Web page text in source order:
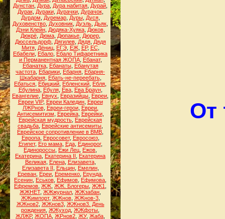
Дунстан Дура Дура набитая Дурай
Дурак, Дураки, Дурачки, Дурачок,
Дурдом
Дуремар, Дуры, Дуся,
Духовенство Духовник Дуэль Дьяк
Дэни Клейн, Дюдяка-Хуяка, Дюков,
Дюкрё, Дюма, Дюпакье, Дюрер,
Дюссельдорф, Дягилев, Дядя, Дядя
Митя, Дёниц, ЕГЭ, ЕЖ, ЕР, ЕС,
Ебабели Ебало Ебало Тифаретника
и Перманентная ЖОПА, Ебанат,
Ебанатка, Ебанаты, Ебанутая
частота Ебарики Ебарня Ебарня-
Шкабарня, Ебать-не-переебать,
Ебаться Ебицкий Ебленский Ебля
Ебулина, Ебуля, Ева, Ева Браун,
Евангелие Евнух Евразийцы Евреи
Евреи VIP, Евреи Каледин, Евреи
ЛЖРнов, Евреи-герои, Евреи.
Антисемитизм
Еврейка, Еврейки,
Еврейская мудрость Еврейская
свадьба Еврейские антисемиты
Еврейское сопротивление в ВМВ
Европа, Евросовет, Евросоюз,
Египет, Его мама, Еда, Единорог,
Единороссы Ежи Лец Ежов
Екатерина Екатерина II
Екатерина
Великая, Елена, Елизавета,
Елизавета II
Ельцин, Емелин,
Ереван Ереи Еременко Ерунда
Есенин Еськов Ефимов Ефимова
Ефремов ЖЖ ЖЖ. Блогеры ЖЖ1
ЖЖНЕТ, ЖЖжурнал ЖЖзабан
ЖЖимпорт, ЖЖнов, ЖЖнов-3,
ЖЖнов2, ЖЖнов3, ЖЖнов3. День
рождения ЖЖуход ЖЖфоты
ЖЛЖР, ЖОПА ЖРнов2 ЖУ, Жаба
От